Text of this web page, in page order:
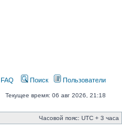
FAQ Поиск Пользователи
Текущее время: 06 авг 2026, 21:18
Часовой пояс: UTC + 3 часа